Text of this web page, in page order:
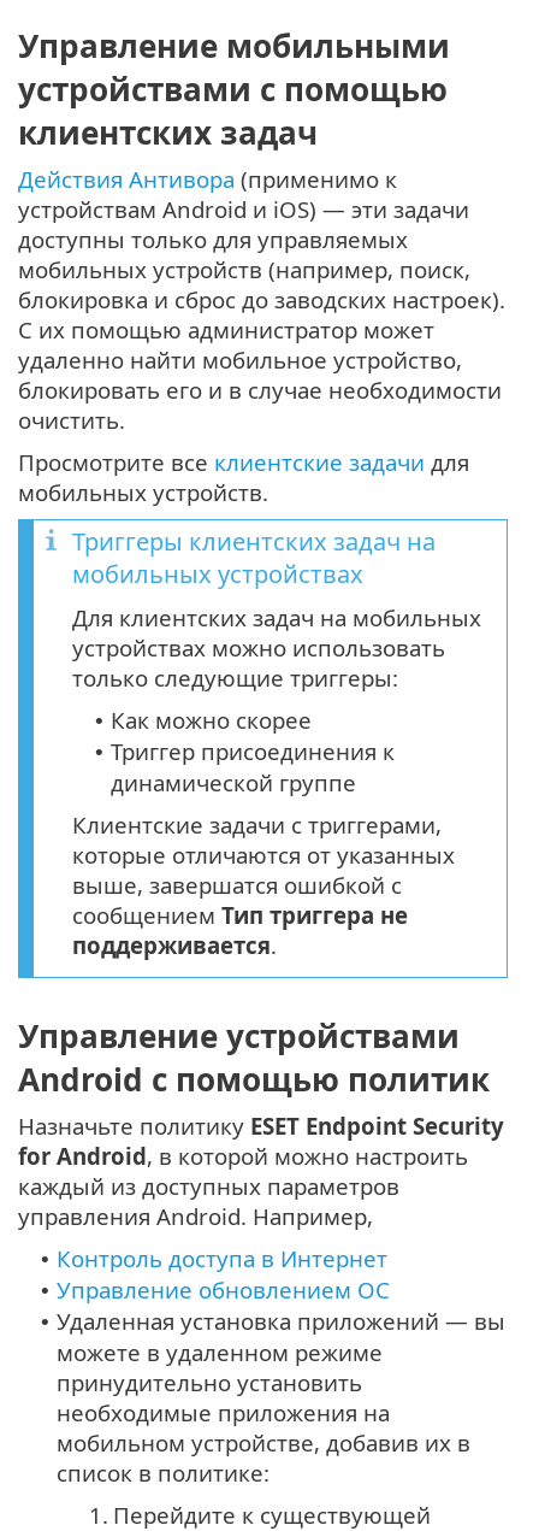
Управление мобильными
устройствами с помощью
клиентских задач
Действия Антивора (применимо к
устройствам Android и iOS) — эти задачи
доступны только для управляемых
мобильных устройств (например, поиск,
блокировка и сброс до заводских настроек).
С их помощью администратор может
удаленно найти мобильное устройство,
блокировать его и в случае необходимости
очистить.
Просмотрите все клиентские задачи для
мобильных устройств.
Триггеры клиентских задач на
мобильных устройствах
Для клиентских задач на мобильных
устройствах можно использовать
только следующие триггеры:
• Как можно скорее
• Триггер присоединения к
динамической группе
Клиентские задачи с триггерами,
которые отличаются от указанных
выше, завершатся ошибкой с
сообщением Тип триггера не
поддерживается.
Управление устройствами
Android с помощью политик
Назначьте политику ESET Endpoint Security
for Android, в которой можно настроить
каждый из доступных параметров
управления Android. Например,
• Контроль доступа в Интернет
• Управление обновлением ОС
• Удаленная установка приложений — вы
можете в удаленном режиме
принудительно установить
необходимые приложения на
мобильном устройстве, добавив их в
список в политике:
1. Перейдите к существующей